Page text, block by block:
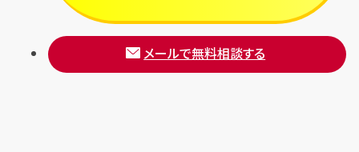
メールで無料相談する